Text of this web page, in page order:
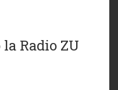
Radio ZU